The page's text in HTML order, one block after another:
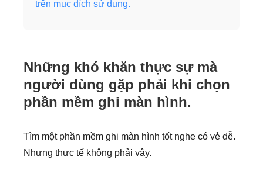
trên mục đích sử dụng.
Những khó khăn thực sự mà
người dùng gặp phải khi chọn
phần mềm ghi màn hình.
Tìm một phần mềm ghi màn hình tốt nghe có vẻ dễ.
Nhưng thực tế không phải vậy.